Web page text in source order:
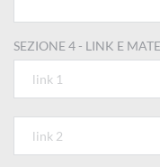
SEZIONE 4 - LINK E